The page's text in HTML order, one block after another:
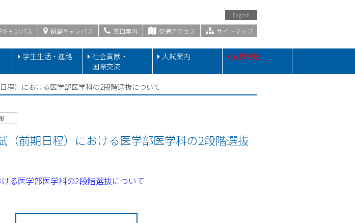
English
キャンパス 鍋島キャンパス 窓口案内 交通アクセス サイトマップ
学生生活・進路
社会貢献・
国際交流
入試案内 危機管理
程）における医学部医学科の2段階選抜について
（前期日程）における医学部医学科の2段階選抜
る医学部医学科の2段階選抜について